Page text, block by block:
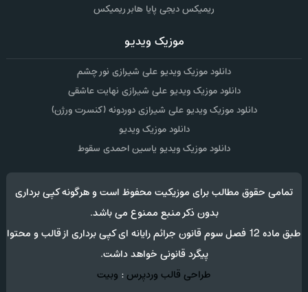
ریمیکس دیجی پایا هابر ریمیکس
موزیک ویدیو
دانلود موزیک ویدیو علی شیرازی نور چشم
دانلود موزیک ویدیو علی شیرازی نهایت عاشقی
دانلود موزیک ویدیو علی شیرازی دوردونه (کنسرت ورژن)
دانلود موزیک ویدیو
دانلود موزیک ویدیو یاسین احمدی سقوط
تمامی حقوق مطالب برای موزیکیت محفوظ است و هرگونه کپی برداری
بدون ذکر منبع ممنوع می باشد.
طبق ماده 12 فصل سوم قانون جرائم رایانه ای کپی برداری از قالب و محتوا
پیگرد قانونی خواهد داشت.
طراحی قالب وردپرس: وبیت